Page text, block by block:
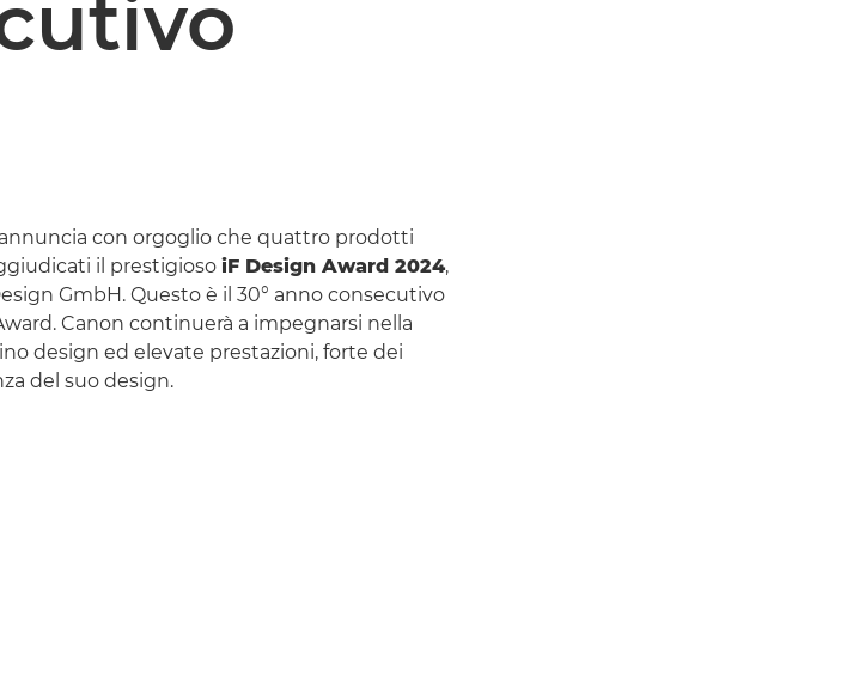
con orgoglio che quattro prodotti
il prestigioso iF Design Award 2024,
GmbH. Questo è il 30° anno consecutivo
Canon continuerà a impegnarsi nella
design ed elevate prestazioni, forte dei
del suo design.